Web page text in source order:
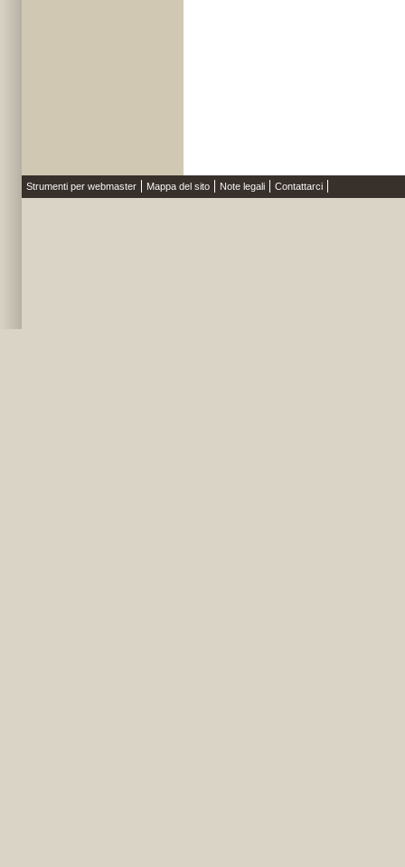
Strumenti per webmaster Mappa del sito Note legali Contattarci